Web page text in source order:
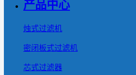
产品中心
烛式过滤机
密闭板式过滤机
芯式过滤器